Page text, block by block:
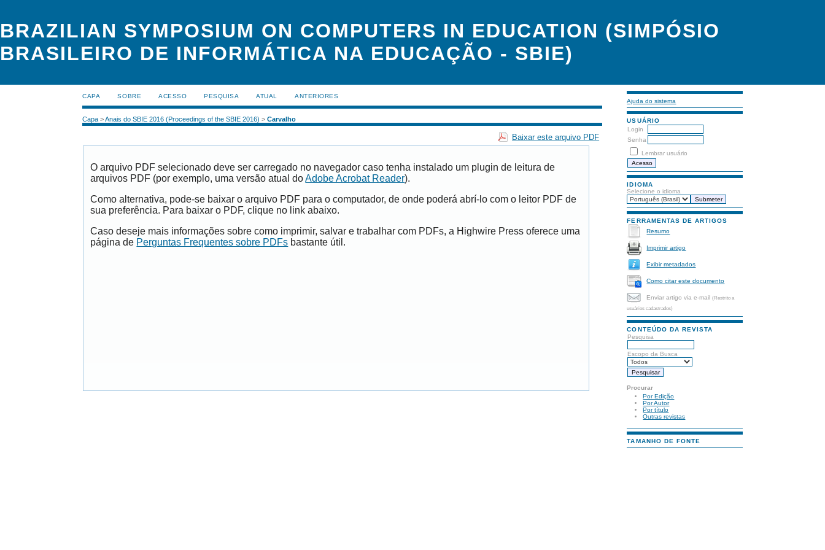
BRAZILIAN SYMPOSIUM ON COMPUTERS IN EDUCATION (SIMPÓSIO
BRASILEIRO DE INFORMÁTICA NA EDUCAÇÃO - SBIE)
Ajuda do sistema
USUÁRIO
Login
Senha
Lembrar usuário
IDIOMA
Selecione o idioma
FERRAMENTAS DE ARTIGOS
Resumo
Imprimir artigo
Exibir metadados
Como citar este documento
Enviar artigo via e-mail(Restrito a
usuários cadastrados)
CONTEÚDO DA REVISTA
Pesquisa
Escopo da Busca
Procurar
Por Edição
Por Autor
Por título
Outras revistas
TAMANHO DE FONTE
CAPA SOBRE ACESSO PESQUISA ATUAL ANTERIORES
Capa >Anais do SBIE 2016 (Proceedings of the SBIE 2016) >Carvalho
Baixar este arquivo PDF
O arquivo PDF selecionado deve ser carregado no navegador caso tenha instalado um plugin de leitura de
arquivos PDF (por exemplo, uma versão atual doAdobe Acrobat Reader).
Como alternativa, pode-se baixar o arquivo PDF para o computador, de onde poderá abrí-lo com o leitor PDF de
sua preferência. Para baixar o PDF, clique no link abaixo.
Caso deseje mais informações sobre como imprimir, salvar e trabalhar com PDFs, a Highwire Press oferece uma
página de Perguntas Frequentes sobre PDFs bastante útil.